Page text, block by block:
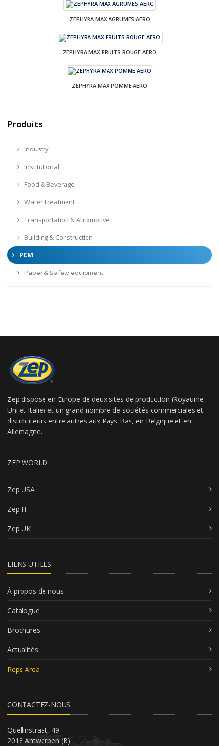
ZEPHYRA MAX AGRUMES AERO
ZEPHYRA MAX FRUITS ROUGE AERO
ZEPHYRA MAX POMME AERO
Produits
Industry
Institutional
Food & Beverage
Water Treatment
Transportation & Automotive
Building & Construction
PCM
Paper & Safety equipment
Zep dispose en Europe de deux sites de production (Royaume-
Uni et Italie) et un grand nombre de sociétés commerciales et
distributeurs entre autres aux Pays-Bas, en Belgique et en
Allemagne.
ZEP WORLD
Zep USA
Zep IT
Zep UK
LIENS UTILES
Á propos de nous
Catalogue
Brochures
Actualités
Reps Area
CONTACTEZ-NOUS
Quellinstraat, 49
2018 Antwerpen (B)